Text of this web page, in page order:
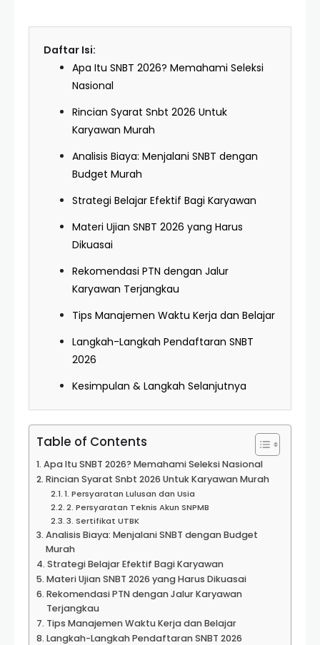
Daftar Isi:
Apa Itu SNBT 2026? Memahami Seleksi
Nasional
Rincian Syarat Snbt 2026 Untuk
Karyawan Murah
Analisis Biaya: Menjalani SNBT dengan
Budget Murah
Strategi Belajar Efektif Bagi Karyawan
Materi Ujian SNBT 2026 yang Harus
Dikuasai
Rekomendasi PTN dengan Jalur
Karyawan Terjangkau
Tips Manajemen Waktu Kerja dan Belajar
Langkah-Langkah Pendaftaran SNBT
2026
Kesimpulan & Langkah Selanjutnya
Table of Contents
Apa Itu SNBT 2026? Memahami Seleksi Nasional
Rincian Syarat Snbt 2026 Untuk Karyawan Murah
1. Persyaratan Lulusan dan Usia
2. Persyaratan Teknis Akun SNPMB
3. Sertifikat UTBK
Analisis Biaya: Menjalani SNBT dengan Budget
Murah
Strategi Belajar Efektif Bagi Karyawan
Materi Ujian SNBT 2026 yang Harus Dikuasai
Rekomendasi PTN dengan Jalur Karyawan
Terjangkau
Tips Manajemen Waktu Kerja dan Belajar
Langkah-Langkah Pendaftaran SNBT 2026